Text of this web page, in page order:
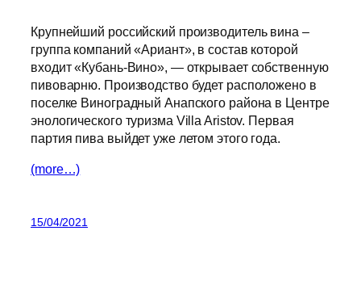
Крупнейший российский производитель вина –
группа компаний «Ариант», в состав которой
входит «Кубань-Вино», — открывает собственную
пивоварню. Производство будет расположено в
поселке Виноградный Анапского района в Центре
энологического туризма Villa Aristov. Первая
партия пива выйдет уже летом этого года.
(more…)
15/04/2021